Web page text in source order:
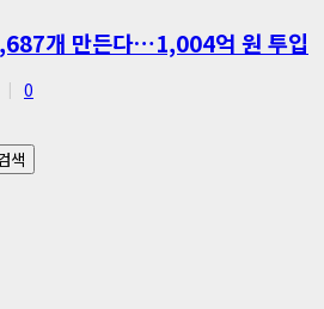
개 만든다…1,004억 원 투입
0
색